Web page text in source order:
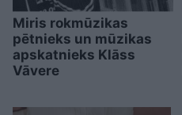
Miris rokmūzikas
pētnieks un mūzikas
apskatnieks Klāss
Vāvere